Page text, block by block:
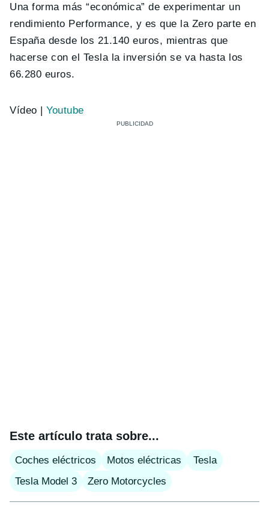
Una forma más “económica” de experimentar un
rendimiento Performance, y es que la Zero parte en
España desde los 21.140 euros, mientras que
hacerse con el Tesla la inversión se va hasta los
66.280 euros.
Vídeo | Youtube
Este artículo trata sobre...
Coches eléctricos Motos eléctricas
Tesla
Tesla Model 3
Zero Motorcycles